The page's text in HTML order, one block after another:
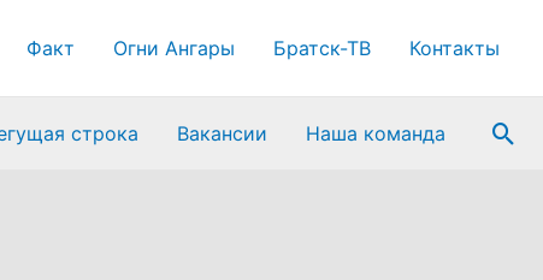
Факт Огни Ангары Братск-ТВ Контакты
строка Вакансии Наша команда